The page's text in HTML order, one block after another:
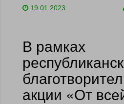
19.01.2023
В рамках
акции «От